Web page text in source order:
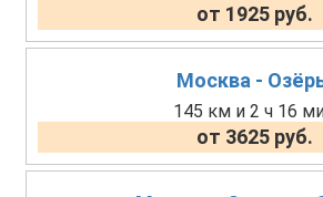
от 1925 руб.
Москва -
145 км и 2 ч 16
от 3625 руб.